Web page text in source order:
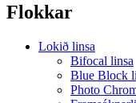
Flokkar
Lokið linsa
Bifocal linsa
Blue Block
Photo